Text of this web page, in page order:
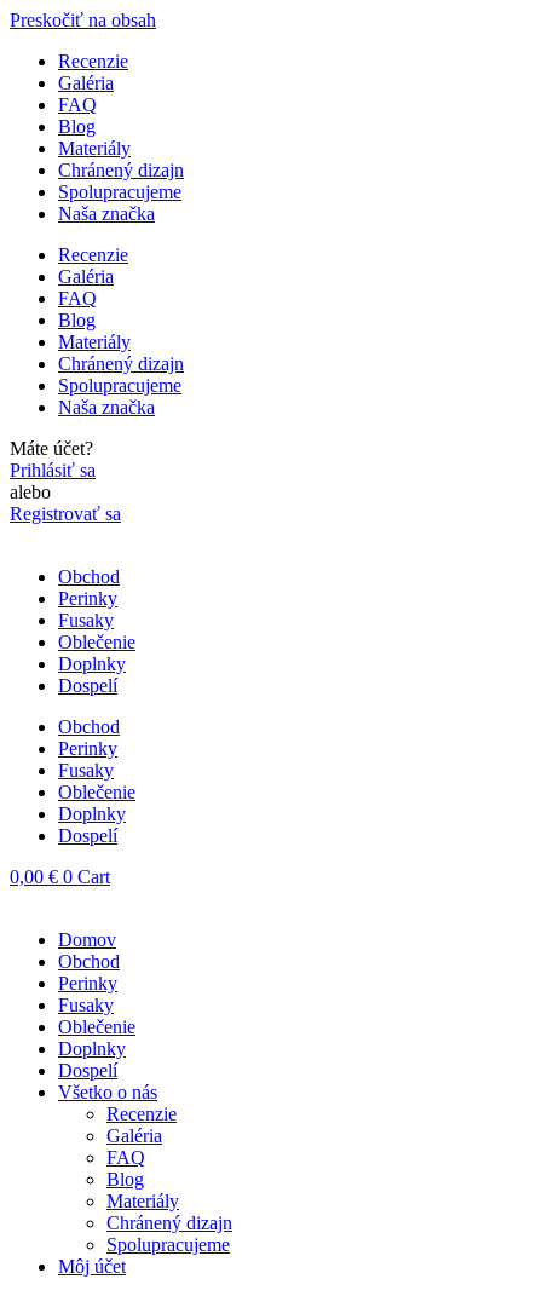
Preskočiť na obsah
Recenzie
Galéria
FAQ
Blog
Materiály
Chránený dizajn
Spolupracujeme
Naša značka
Recenzie
Galéria
FAQ
Blog
Materiály
Chránený dizajn
Spolupracujeme
Naša značka
Máte účet?
Prihlásiť sa
alebo
Registrovať sa
Obchod
Perinky
Fusaky
Oblečenie
Doplnky
Dospelí
Obchod
Perinky
Fusaky
Oblečenie
Doplnky
Dospelí
0,00 € 0 Cart
Domov
Obchod
Perinky
Fusaky
Oblečenie
Doplnky
Dospelí
Všetko o nás
Recenzie
Galéria
FAQ
Blog
Materiály
Chránený dizajn
Spolupracujeme
Môj účet